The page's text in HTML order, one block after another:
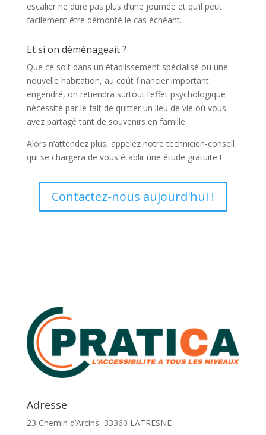
escalier ne dure pas plus d’une journée et qu’il peut
facilement être démonté le cas échéant.
Et si on déménageait ?
Que ce soit dans un établissement spécialisé ou une
nouvelle habitation, au coût financier important
engendré, on retiendra surtout l’effet psychologique
nécessité par le fait de quitter un lieu de vie où vous
avez partagé tant de souvenirs en famille.
Alors n’attendez plus, appelez notre technicien-conseil
qui se chargera de vous établir une étude gratuite !
Contactez-nous aujourd'hui !
Adresse
23 Chemin d’Arcins, 33360 LATRESNE